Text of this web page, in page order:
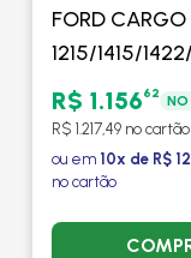
FORD CARGO
1215/1415/
1622/ 1721/
17170/ 16220 -
PROCOOLER
R$ 1.15662 NO
R$ 1.217,49 no cartão
ou em 10x de R$
no cartão